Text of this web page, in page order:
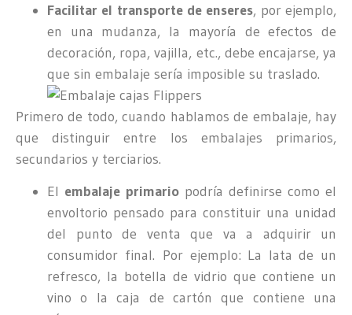
Facilitar el transporte de enseres, por ejemplo,
en una mudanza, la mayoría de efectos de
decoración, ropa, vajilla, etc., debe encajarse, ya
que sin embalaje sería imposible su traslado.
Primero de todo, cuando hablamos de embalaje, hay
que distinguir entre los embalajes primarios,
secundarios y terciarios.
El embalaje primario podría definirse como el
envoltorio pensado para constituir una unidad
del punto de venta que va a adquirir un
consumidor final. Por ejemplo: La lata de un
refresco, la botella de vidrio que contiene un
vino o la caja de cartón que contiene una